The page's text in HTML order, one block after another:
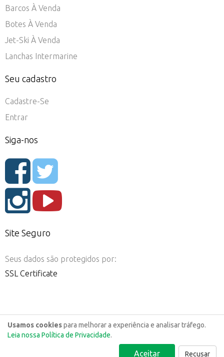
Usamos cookiespara melhorar a experiência e analisar tráfego.
Leia nossa Política de Privacidade.
Aceitar Recusar
Barcos À Venda
Botes À Venda
Jet-Ski À Venda
Lanchas Intermarine
Seu cadastro
Cadastre-Se
Entrar
Siga-nos
Site Seguro
Seus dados são protegidos por:
SSL Certificate